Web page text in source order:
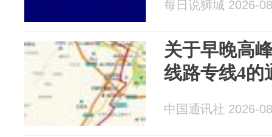
每日说狮城 2026-
关于早晚高
线路专线4的
中国通讯社 2026-